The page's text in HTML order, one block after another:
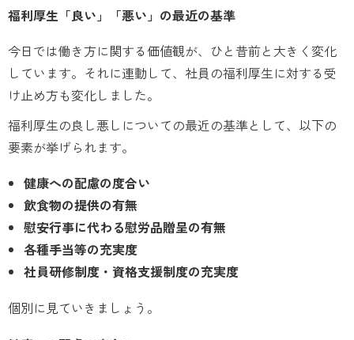
福利厚生「良い」「悪い」の最近の基準
今日では働き方に関する価値観が、ひと昔前と大きく変化
しています。それに連動して、社員の福利厚生に対する受
け止め方も変化しました。
福利厚生の良し悪しについての最近の基準として、以下の
要素が挙げられます。
健康への配慮の度合い
飲食物の提供の有無
慰安行事に代わる慰労品贈呈の有無
各種手当等の充実度
社員研修制度・資格支援制度の充実度
個別に見ていきましょう。